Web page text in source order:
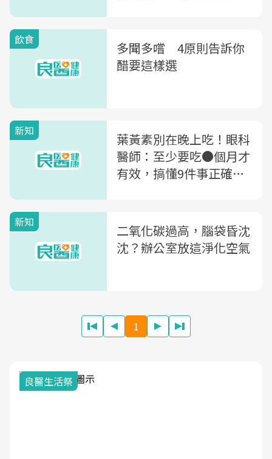
飲食
多聞多嚐 4原則告訴你
醋要這樣選
新知
葉黃素別在晚上吃！眼科
醫師：至少要吃●個月才
有效，搞懂9件事正確護
新知
二氧化碳過高，腦袋昏沈
沈？辦公室放這淨化空氣
1
我與健康韌性的距離